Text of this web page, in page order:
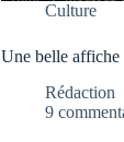
Culture
Une belle affiche
Rédaction
9